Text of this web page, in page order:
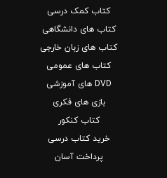
کتاب کمک درسی
کتاب های دانشگاهی
کتاب های زبان خارجی
کتاب های عمومی
DVD های آموزشی
بازی های فکری
کتاب کنکور
خرید کتاب درسی
پرداخت آسان